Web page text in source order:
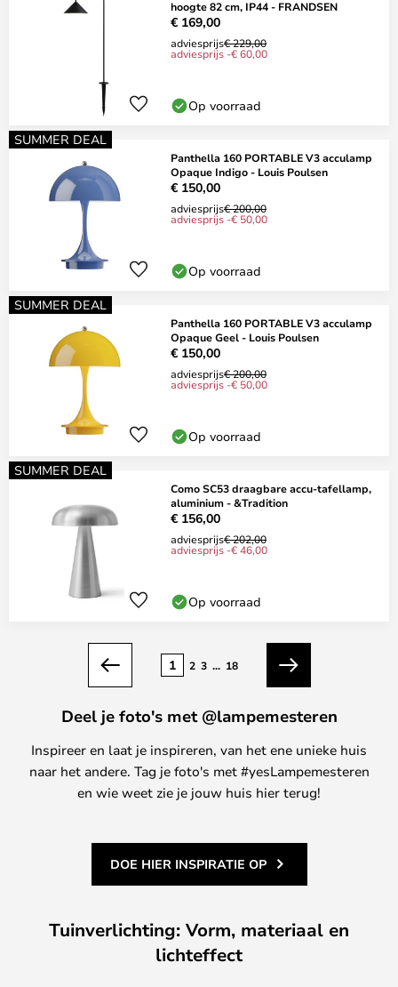
hoogte 82 cm, IP44 - FRANDSEN
€ 169,00
adviesprijs€ 229,00
adviesprijs -€ 60,00
Op voorraad
SUMMER DEAL
Panthella 160 PORTABLE V3 acculamp
Opaque Indigo - Louis Poulsen
€ 150,00
adviesprijs€ 200,00
adviesprijs -€ 50,00
Op voorraad
SUMMER DEAL
Panthella 160 PORTABLE V3 acculamp
Opaque Geel - Louis Poulsen
€ 150,00
adviesprijs€ 200,00
adviesprijs -€ 50,00
Op voorraad
SUMMER DEAL
Como SC53 draagbare accu-tafellamp,
aluminium - &Tradition
€ 156,00
adviesprijs€ 202,00
adviesprijs -€ 46,00
Op voorraad
Vorige
1 2 3 ... 18
Volgende
Deel je foto's met @lampemesteren
Inspireer en laat je inspireren, van het ene unieke huis
naar het andere. Tag je foto's met #yesLampemesteren
en wie weet zie je jouw huis hier terug!
DOE HIER INSPIRATIE OP
Tuinverlichting: Vorm, materiaal en
lichteffect